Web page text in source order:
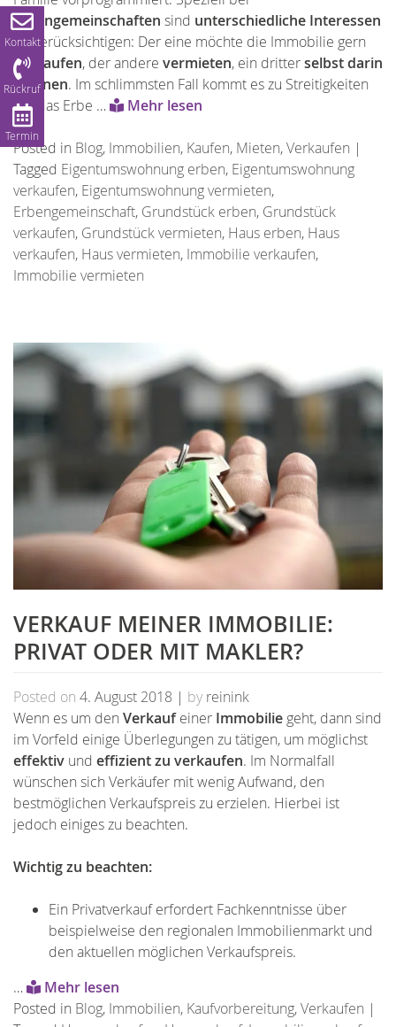
Kontakt
Rückruf
Termin
Erbengemeinschaften sind unterschiedliche Interessen
zu berücksichtigen: Der eine möchte die Immobilie gern
verkaufen, der andere vermieten, ein dritterselbst darin
wohnen. Im schlimmsten Fall kommt es zu Streitigkeiten
um das Erbe …
Mehr lesen
Posted in Blog, Immobilien, Kaufen, Mieten,Verkaufen |
Tagged Eigentumswohnung erben, Eigentumswohnung
verkaufen, Eigentumswohnung vermieten,
Erbengemeinschaft, Grundstück erben, Grundstück
verkaufen, Grundstück vermieten, Haus erben, Haus
verkaufen, Haus vermieten, Immobilie verkaufen,
Immobilie vermieten
VERKAUF MEINER IMMOBILIE:
PRIVAT ODER MIT MAKLER?
Posted on 4. August 2018 | by reinink
Wenn es um den Verkaufeiner Immobilie geht, dann sind
im Vorfeld einige Überlegungen zu tätigen, um möglichst
effektiv und effizientzu verkaufen. Im Normalfall
wünschen sich Verkäufer mit wenig Aufwand, den
bestmöglichen Verkaufspreis zu erzielen. Hierbei ist
jedoch einiges zu beachten.
Wichtig zu beachten:
Ein Privatverkauf erfordert Fachkenntnisse über
beispielweise den regionalen Immobilienmarkt und
den aktuellen möglichen Verkaufspreis.
…
Mehr lesen
Posted in Blog, Immobilien, Kaufvorbereitung,Verkaufen |